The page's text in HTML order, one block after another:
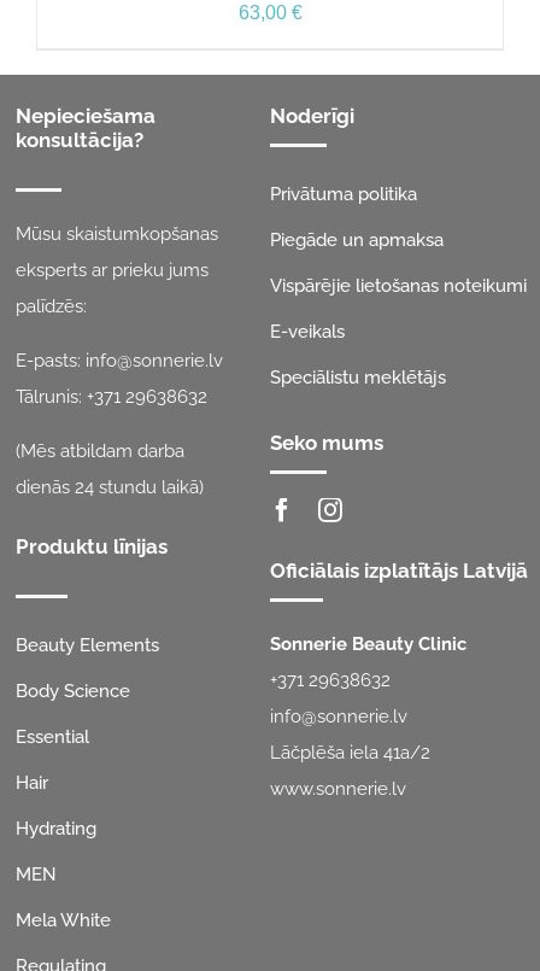
63,00 €
Nepieciešama
konsultācija?
Mūsu skaistumkopšanas
eksperts ar prieku jums
palīdzēs:
E-pasts: info@sonnerie.lv
Tālrunis:+371 29638632
(Mēs atbildam darba
dienās 24 stundu laikā)
Produktu līnijas
Beauty Elements
Body Science
Essential
Hair
Hydrating
MEN
Mela White
Regulating
Noderīgi
Privātuma politika
Piegāde un apmaksa
Vispārējie lietošanas noteikumi
E-veikals
Speciālistu meklētājs
Seko mums
Oficiālais izplatītājs Latvijā
Sonnerie Beauty Clinic
+371 29638632
info@sonnerie.lv
Lāčplēša iela 41a/2
www.sonnerie.lv